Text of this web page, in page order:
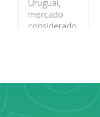
Uruguai,
mercado
considerado